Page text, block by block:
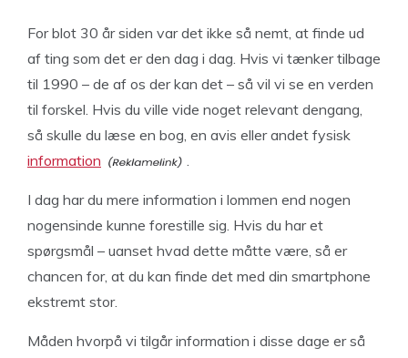
For blot 30 år siden var det ikke så nemt, at finde ud
af ting som det er den dag i dag. Hvis vi tænker tilbage
til 1990 – de af os der kan det – så vil vi se en verden
til forskel. Hvis du ville vide noget relevant dengang,
så skulle du læse en bog, en avis eller andet fysisk
information
.
I dag har du mere information i lommen end nogen
nogensinde kunne forestille sig. Hvis du har et
spørgsmål – uanset hvad dette måtte være, så er
chancen for, at du kan finde det med din smartphone
ekstremt stor.
Måden hvorpå vi tilgår information i disse dage er så